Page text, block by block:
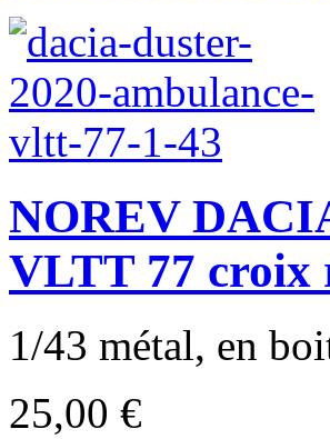
NOREV
VLTT 77 croix
1/43 métal, en
25,00 €